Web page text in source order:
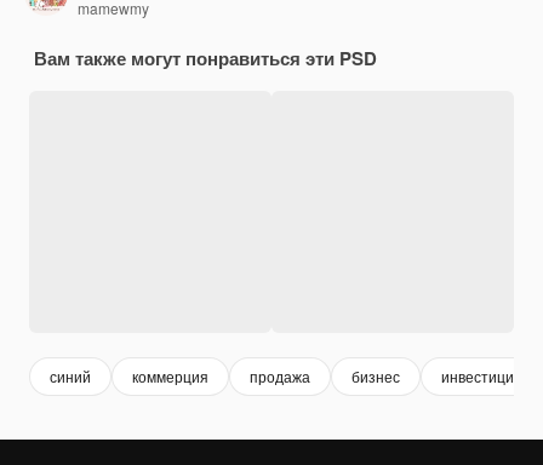
mamewmy
Вам также могут понравиться эти PSD
синий коммерция продажа бизнес инвестиции